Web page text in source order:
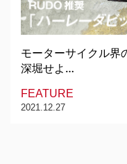
モーターサイクル界
深堀せよ…
FEATURE
2021.12.27